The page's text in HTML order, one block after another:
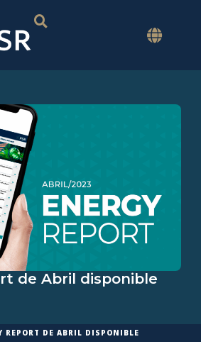
de Abril disponible
REPORT DE ABRIL DISPONIBLE